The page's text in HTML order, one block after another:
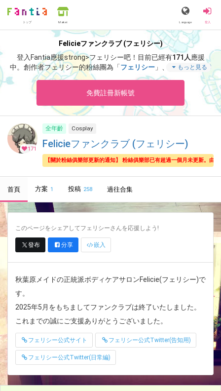
トップ Market Language 登入
Felicieファンクラブ (フェリシー)
登入Fantia應援strong>フェリシー吧！ 目前已經有171人 應援
中。 創作者フェリシー的粉絲團為「フェリシー 」、當中含有「20
25-01-もう3月だけど今年の目標(栞)
」等非常獨特的內容滿足您
もっと見る
免費註冊新帳號
171
全年齡 Cosplay
Felicieファンクラブ (フェリシー)
【關於粉絲俱樂部更新的通知】 粉絲俱樂部已有超過一個月未更新。
首頁 方案 1 投稿 258 過往合集
このページをシェアしてフェリシーさんを応援しよう!
發布 分享 嵌入
秋葉原メイドの正統派ボディケアサロンFelicie(フェリシー)で
す。
2025年5月をもちましてファンクラブは終了いたしました。
これまでの誠にご支援ありがとうございました。
フェリシー公式サイト フェリシー公式Twitter(告知用)
フェリシー公式Twitter(日常編)